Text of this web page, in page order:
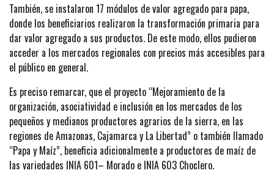
También, se instalaron 17 módulos de valor agregado para papa,
donde los beneficiarios realizaron la transformación primaria para
dar valor agregado a sus productos. De este modo, ellos pudieron
acceder a los mercados regionales con precios más accesibles para
el público en general.
Es preciso remarcar, que el proyecto “Mejoramiento de la
organización, asociatividad e inclusión en los mercados de los
pequeños y medianos productores agrarios de la sierra, en las
regiones de Amazonas, Cajamarca y La Libertad” o también llamado
“Papa y Maíz”, beneficia adicionalmente a productores de maíz de
las variedades INIA 601– Morado e INIA 603 Choclero.